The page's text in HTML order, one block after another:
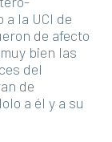
a la UCI de
de afecto
bien las
del
de
a él y a su